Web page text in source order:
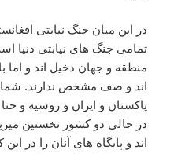
در این میان جنگ نیابتی
تمامی جنگ های نیابتی دنیا
منطقه و جهان دخیل اند و اما
اند و صف مشخص ندارند.
پاکستان و ایران و روسیه و
در حالی دو کشور نخستین
اند و پایگاه های آنان را در